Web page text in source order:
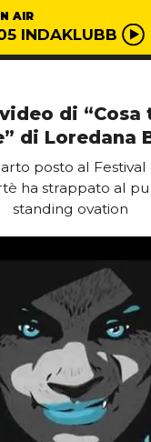
AIR
INDAKLUBB
di
di Loredana
posto al Festival
ha strappato al
standing ovation